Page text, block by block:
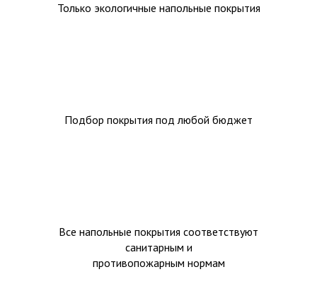
Только экологичные напольные покрытия
Подбор покрытия под любой бюджет
Все напольные покрытия соответствуют
санитарным и
противопожарным нормам